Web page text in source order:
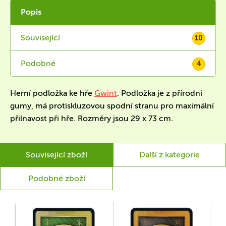
Popis
Související 10
Podobné 4
Herní podložka ke hře Gwint. Podložka je z přírodní
gumy, má protiskluzovou spodní stranu pro maximální
přilnavost při hře. Rozměry jsou 29 x 73 cm.
Související zboží Další z kategorie
Podobné zboží